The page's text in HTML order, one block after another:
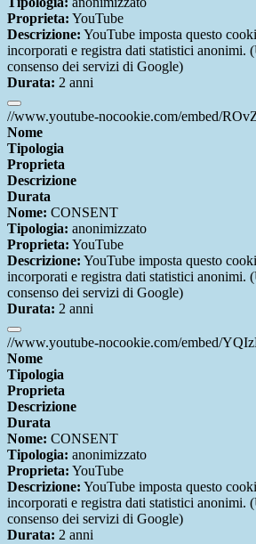
Proprieta: YouTube
Descrizione: YouTube imposta questo
incorporati e registra dati statistici anonimi.
consenso dei servizi di Google)
Durata: 2 anni
//www.youtube-nocookie.com/embed/
Nome
Tipologia
Proprieta
Descrizione
Durata
Nome: CONSENT
Tipologia: anonimizzato
Proprieta: YouTube
Descrizione: YouTube imposta questo
incorporati e registra dati statistici anonimi.
consenso dei servizi di Google)
Durata: 2 anni
//www.youtube-nocookie.com/embed/
Nome
Tipologia
Proprieta
Descrizione
Durata
Nome: CONSENT
Tipologia: anonimizzato
Proprieta: YouTube
Descrizione: YouTube imposta questo
incorporati e registra dati statistici anonimi.
consenso dei servizi di Google)
Durata: 2 anni